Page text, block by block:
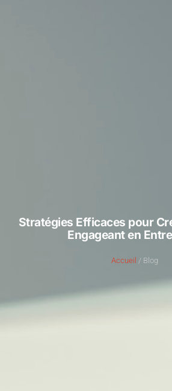
Stratégies Efficaces pour
Engageant en
Accueil / Blog